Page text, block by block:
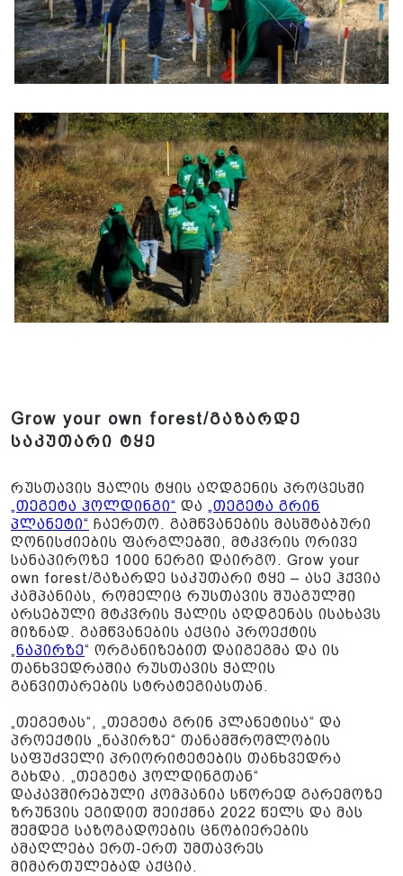
Grow your own forest/გაზარდე
საკუთარი ტყე
რუსთავის ჭალის ტყის აღდგენის პროცესში
„თეგეტა ჰოლდინგი“ და „თეგეტა გრინ
პლანეტი“ ჩაერთო. გამწვანების მასშტაბური
ღონისძიების ფარგლებში, მტკვრის ორივე
სანაპიროზე 1000 ნერგი დაირგო. Grow your
own forest/გაზარდე საკუთარი ტყე – ასე ჰქვია
კამპანიას, რომელიც რუსთავის შუაგულში
არსებული მტკვრის ჭალის აღდგენას ისახავს
მიზნად. გამწვანების აქცია პროექტის
„ნაპირზე“ ორგანიზებით დაიგეგმა და ის
თანხვედრაშია რუსთავის ჭალის
განვითარების სტრატეგიასთან.
„თეგეტას“, „თეგეტა გრინ პლანეტისა“ და
პროექტის „ნაპირზე“ თანამშრომლობის
საფუძველი პრიორიტეტების თანხვედრა
გახდა. „თეგეტა ჰოლდინგთან“
დაკავშირებული კომპანია სწორედ გარემოზე
ზრუნვის ეგიდით შეიქმნა 2022 წელს და მას
შემდეგ საზოგადოების ცნობიერების
ამაღლება ერთ-ერთ უმთავრეს
მიმართულებად აქცია.